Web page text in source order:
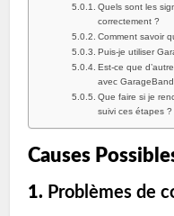
Quels sont les
correctement ?
Comment savoir
Puis-je utiliser
Est-ce que
avec
Que faire si je
suivi ces étapes ?
Causes
1. Problèmes de